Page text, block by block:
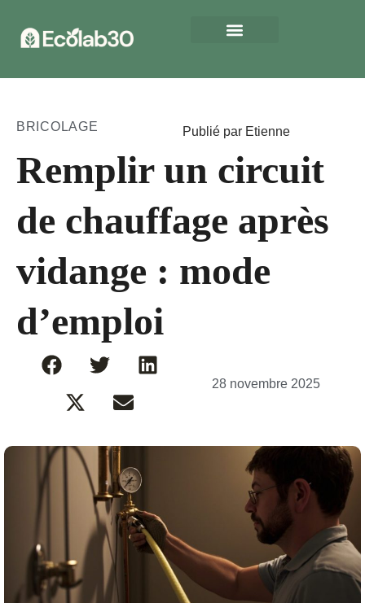
BRICOLAGE Publié par Etienne
Remplir un circuit
de chauffage après
vidange : mode
d’emploi
28 novembre 2025